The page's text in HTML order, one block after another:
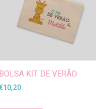
BOLSA KIT DE VERÃO
10,20